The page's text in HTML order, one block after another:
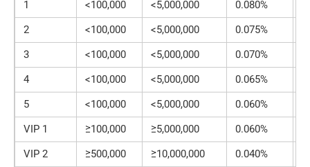
1
<100,000 <5,000,000 0.080%
2
<100,000 <5,000,000 0.075%
3
<100,000 <5,000,000 0.070%
4
<100,000 <5,000,000 0.065%
5
<100,000 <5,000,000 0.060%
VIP 1
≥100,000 ≥5,000,000 0.060%
VIP 2
≥500,000 ≥10,000,000 0.040%